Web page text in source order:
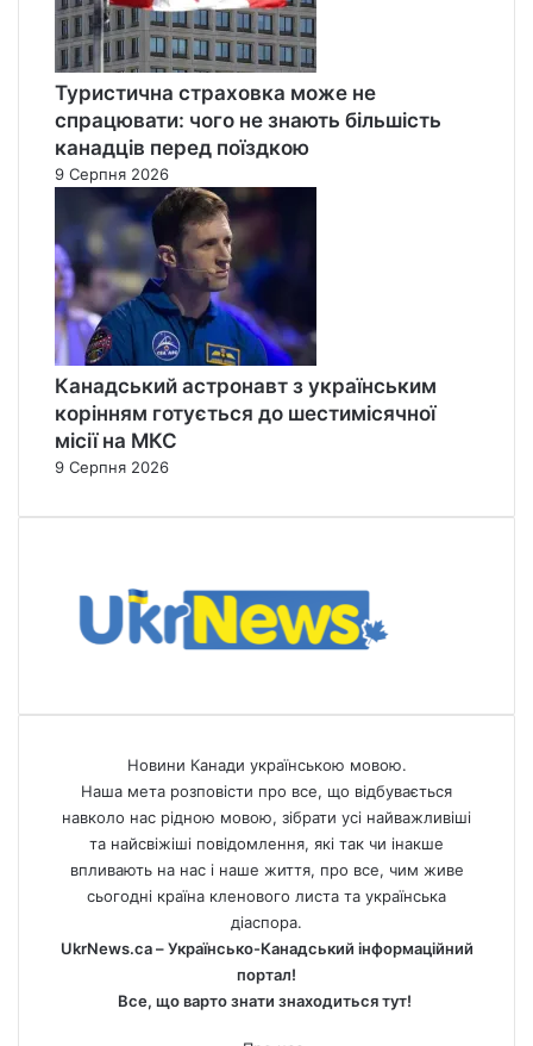
Туристична страховка може не
спрацювати: чого не знають більшість
канадців перед поїздкою
9 Серпня 2026
Канадський астронавт з українським
корінням готується до шестимісячної
місії на МКС
9 Серпня 2026
Новини Канади українською мовою.
Наша мета розповісти про все, що відбувається
навколо нас рідною мовою, зібрати усі найважливіші
та найсвіжіші повідомлення, які так чи інакше
впливають на нас і наше життя, про все, чим живе
сьогодні країна кленового листа та українська
діаспора.
UkrNews.ca – Українсько-Канадський інформаційний
портал!
Все, що варто знати знаходиться тут!